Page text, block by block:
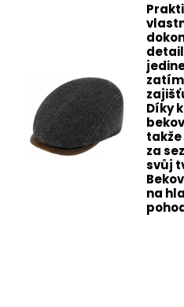
Díky
takže
za
svůj
na